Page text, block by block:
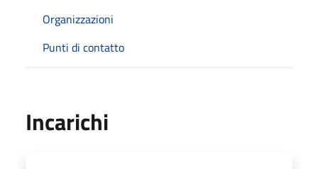
Organizzazioni
Punti di contatto
Incarichi